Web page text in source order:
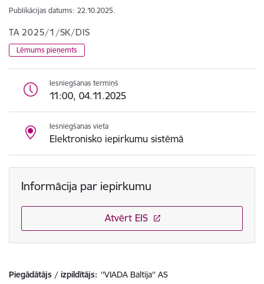
Publikācijas datums: 22.10.2025.
TA 2025/1/SK/DIS
Lēmums pieņemts
Iesniegšanas termiņš
11:00, 04.11.2025
Iesniegšanas vieta
Elektronisko iepirkumu sistēmā
Informācija par iepirkumu
Atvērt EIS
Piegādātājs / izpildītājs: ''VIADA Baltija'' AS